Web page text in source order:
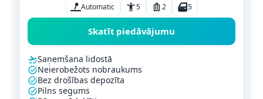
Automatic 5 2 5
Skatīt piedāvājumu
Saņemšana lidostā
Neierobežots nobraukums
Bez drošības depozīta
Pilns segums